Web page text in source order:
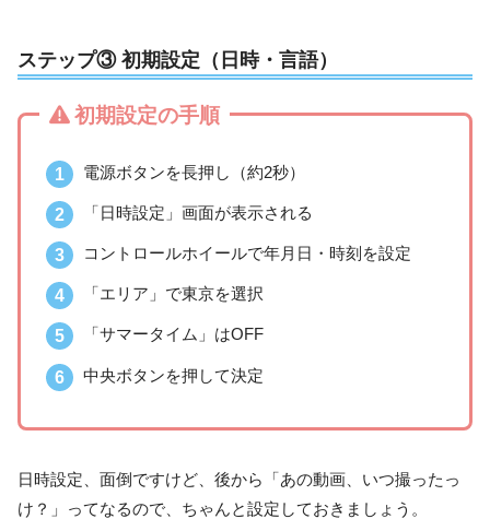
ステップ③ 初期設定（日時・言語）
初期設定の手順
電源ボタンを長押し（約2秒）
「日時設定」画面が表示される
コントロールホイールで年月日・時刻を設定
「エリア」で東京を選択
「サマータイム」はOFF
中央ボタンを押して決定
日時設定、面倒ですけど、後から「あの動画、いつ撮ったっ
け？」ってなるので、ちゃんと設定しておきましょう。